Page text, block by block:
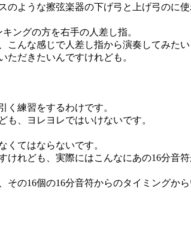
のような擦弦楽器の下げ弓と上げ弓の
ングの方を右手の人差し指。
んな感じで人差し指から演奏してみたい
ただきたいんですけれども。
く練習をするわけです。
も、ヨレヨレではいけないです。
くてはならないです。
けれども、実際にはこんなにあの16分
の16個の16分音符からのタイミング